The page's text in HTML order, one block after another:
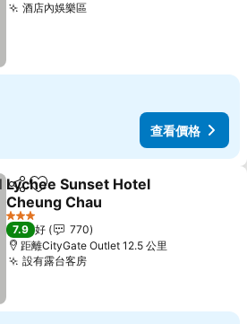
酒店內娛樂區查看價格
查看價格
分享 放到收藏夾
Lychee Sunset Hotel
Cheung Chau
查看價格
3 星級
7.9 好
770
距離CityGate Outlet 12.5 公里
設有露台客房查看價格